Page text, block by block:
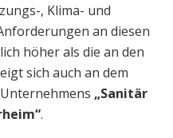
, Klima- und
an diesen
höher als die an den
sich auch an dem
„Sanitär
.